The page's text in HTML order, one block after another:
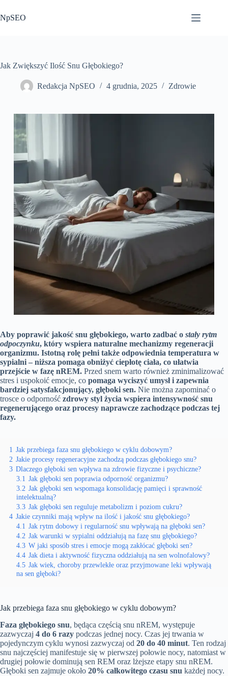
do
treści
NpSEO
Jak Zwiększyć Ilość Snu Głębokiego?
Redakcja NpSEO 4 grudnia, 2025 Zdrowie
Aby poprawić jakość snu głębokiego, warto zadbać o stały rytm
odpoczynku, który wspiera naturalne mechanizmy regeneracji
organizmu. Istotną rolę pełni także odpowiednia temperatura w
sypialni – niższa pomaga obniżyć ciepłotę ciała, co ułatwia
przejście w fazę nREM. Przed snem warto również zminimalizować
stres i uspokoić emocje, co pomaga wyciszyć umysł i zapewnia
bardziej satysfakcjonujący, głęboki sen. Nie można zapominać o
trosce o odporność zdrowy styl życia wspiera intensywność snu
regenerującego oraz procesy naprawcze zachodzące podczas tej
fazy.
1 Jak przebiega faza snu głębokiego w cyklu dobowym?
2 Jakie procesy regeneracyjne zachodzą podczas głębokiego snu?
3 Dlaczego głęboki sen wpływa na zdrowie fizyczne i psychiczne?
3.1 Jak głęboki sen poprawia odporność organizmu?
3.2 Jak głęboki sen wspomaga konsolidację pamięci i sprawność
intelektualną?
3.3 Jak głęboki sen reguluje metabolizm i poziom cukru?
4 Jakie czynniki mają wpływ na ilość i jakość snu głębokiego?
4.1 Jak rytm dobowy i regularność snu wpływają na głęboki sen?
4.2 Jak warunki w sypialni oddziałują na fazę snu głębokiego?
4.3 W jaki sposób stres i emocje mogą zakłócać głęboki sen?
4.4 Jak dieta i aktywność fizyczna oddziałują na sen wolnofalowy?
4.5 Jak wiek, choroby przewlekłe oraz przyjmowane leki wpływają
na sen głęboki?
Jak przebiega faza snu głębokiego w cyklu dobowym?
Faza głębokiego snu, będąca częścią snu nREM, występuje
zazwyczaj 4 do 6 razy podczas jednej nocy. Czas jej trwania w
pojedynczym cyklu wynosi zazwyczaj od 20 do 40 minut. Ten rodzaj
snu najczęściej manifestuje się w pierwszej połowie nocy, natomiast w
drugiej połowie dominują sen REM oraz lżejsze etapy snu nREM.
Głęboki sen zajmuje około 20% całkowitego czasu snu każdej nocy.